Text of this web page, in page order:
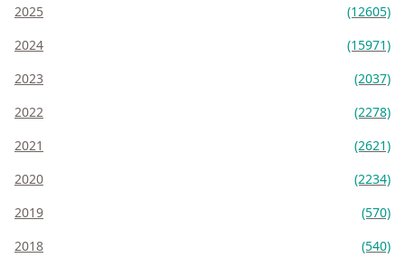
2025
(12605)
2024
(15971)
2023
(2037)
2022
(2278)
2021
(2621)
2020
(2234)
2019
(570)
2018
(540)